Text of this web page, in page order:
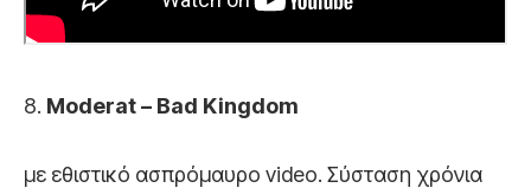
8. Moderat – Bad Kingdom
με εθιστικό ασπρόμαυρο video. Σύσταση χρόνια